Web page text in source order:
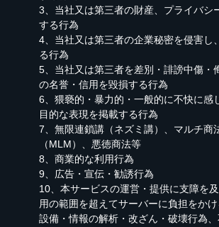
3、当社又は第三者の財産、プライバシ
する行為
4、当社又は第三者の企業秘密を侵害し
る行為
5、当社又は第三者を差別・誹謗中傷・
の名誉・信用を毀損する行為
6、猥褻的・暴力的・一般的に不快に感
目的な表現を掲載する行為
7、無限連鎖講（ネズミ講）、マルチ商
（MLM）、悪徳商法等
8、商業的な利用行為
9、広告・宣伝・勧誘行為
10、本サービスの運営・提供に支障を
用の範囲を超えてサーバーに負担をか
設備・情報の解析・改ざん・破壊行為